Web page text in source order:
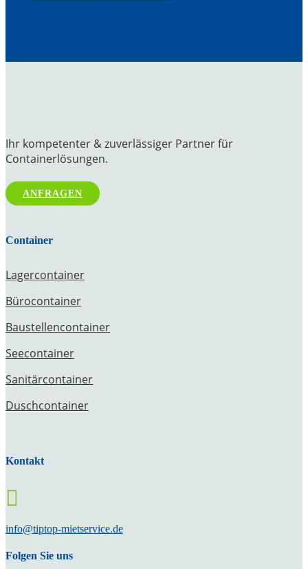
Ihr kompetenter & zuverlässiger Partner für
Containerlösungen.
ANFRAGEN
Container
Lagercontainer
Bürocontainer
Baustellencontainer
Seecontainer
Sanitärcontainer
Duschcontainer
Kontakt

info@tiptop-mietservice.de
Folgen Sie uns